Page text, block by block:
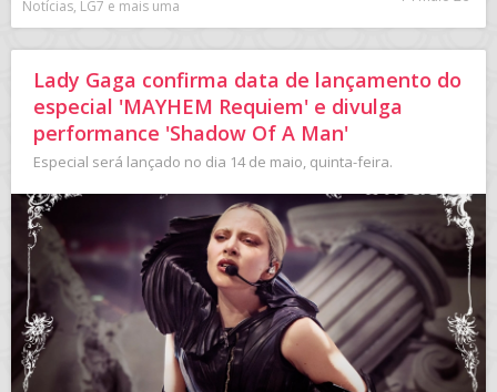
Notícias, LG7 e mais uma
Lady Gaga confirma data de lançamento do
especial 'MAYHEM Requiem' e divulga
performance 'Shadow Of A Man'
Especial será lançado no dia 14 de maio, quinta-feira.